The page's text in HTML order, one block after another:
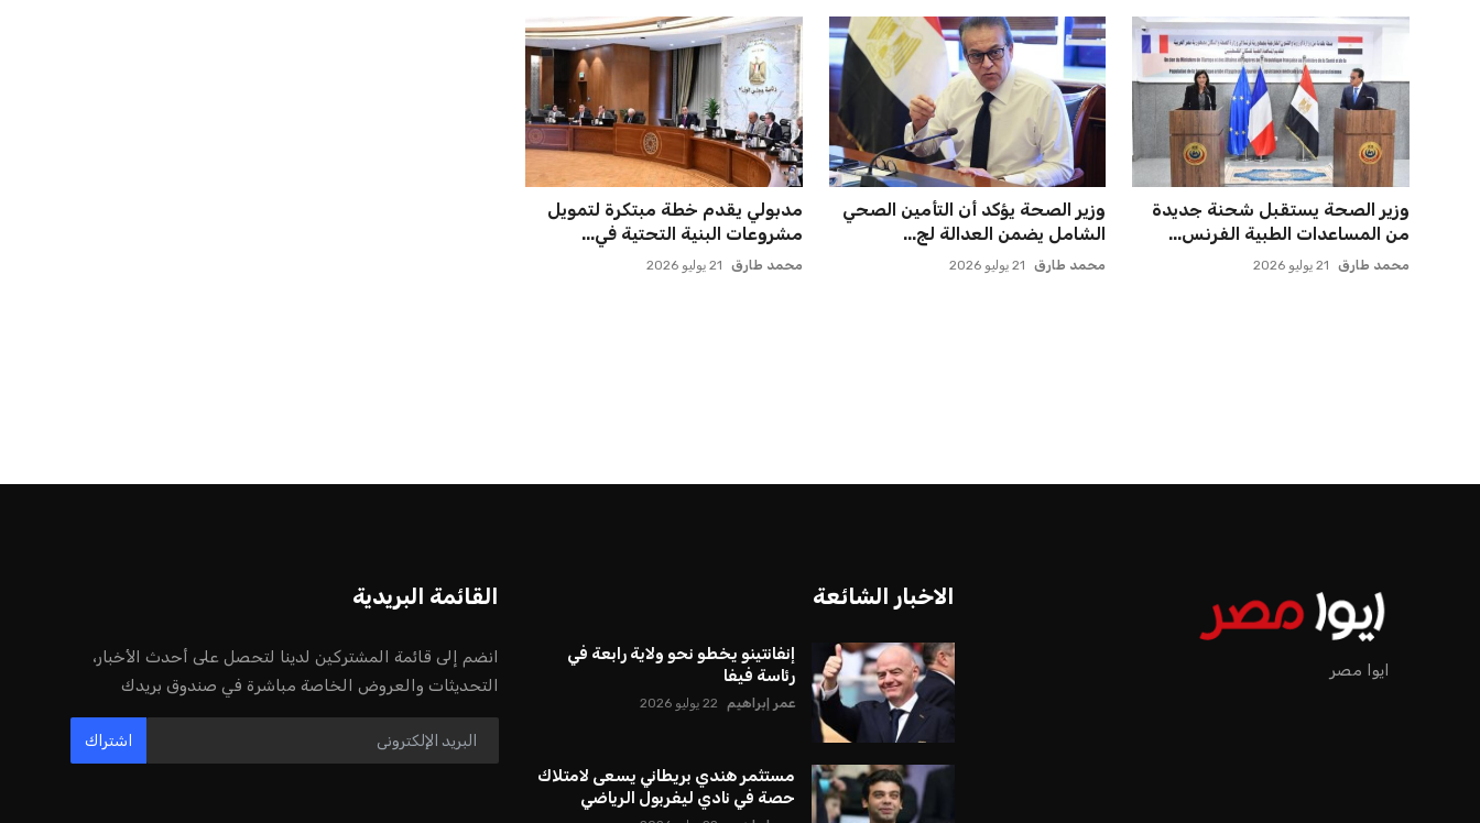
وزير الصحة يستقبل شحنة جديدة
من المساعدات الطبية الفرنس...
محمد طارق 21 يوليو 2026
وزير الصحة يؤكد أن التأمين الصحي
الشامل يضمن العدالة لج...
محمد طارق 21 يوليو 2026
مدبولي يقدم خطة مبتكرة لتمويل
مشروعات البنية التحتية في...
محمد طارق 21 يوليو 2026
إنفانتينو يخطو نحو ولاية رابعة في رئاسة فيفا
عمر إبراهيم
عمر إبراهيم 22 يوليو 2026
مستثمر هندي بريطاني يسعى لامتلاك
حصة في نادي ليفربول الرياضي